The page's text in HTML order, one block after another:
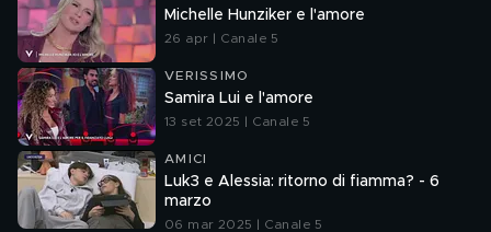
Michelle Hunziker e l'amore
26 apr | Canale 5
VERISSIMO
Samira Lui e l'amore
13 set 2025 | Canale 5
AMICI
Luk3 e Alessia: ritorno di fiamma? - 6
marzo
06 mar 2025 | Canale 5